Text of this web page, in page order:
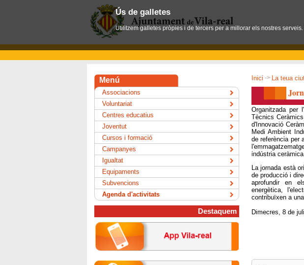
Inici -> La teua
Organitzada per
Tècnics
d'Innovació
Medi Ambient
de referència per
indústria
La jornada està
de producció i
aprofundir en
energètica,
contribuïxen a
Dimecres, 8
�� Casa
Menú
Associacions
Voluntariat
Centres educatius
Joventut
Cursos i formació
Campanyes
Igualtat
Equipaments
Subvencions
Agenda d'activitats
Destaquem
Ús de galletes
Utilitzem galletes pròpies i de tercers per a millorar els nostres